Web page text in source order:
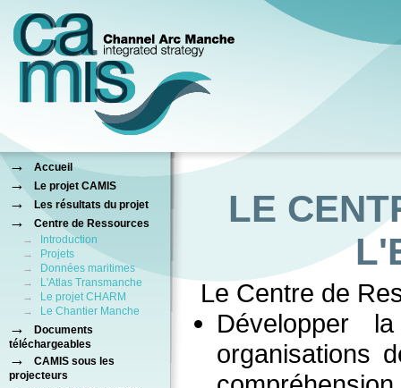
→ Accueil
→ Le projet CAMIS
→ Les résultats du projet
→
Centre de Ressources
→
Introduction
→
Projets
→
Données maritimes
→
L'Atlas Transmanche
→
Le projet CHARM
→
Le Chantier Manche
→
Documents
téléchargeables
→
CAMIS sous les
projecteurs
LE
Le Centre de
Développer
organisations